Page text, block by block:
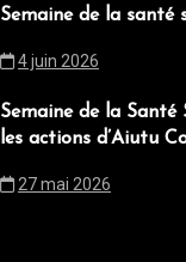
Semaine de la santé
4 juin 2026
Semaine de la Santé
les actions d’Aiutu
27 mai 2026